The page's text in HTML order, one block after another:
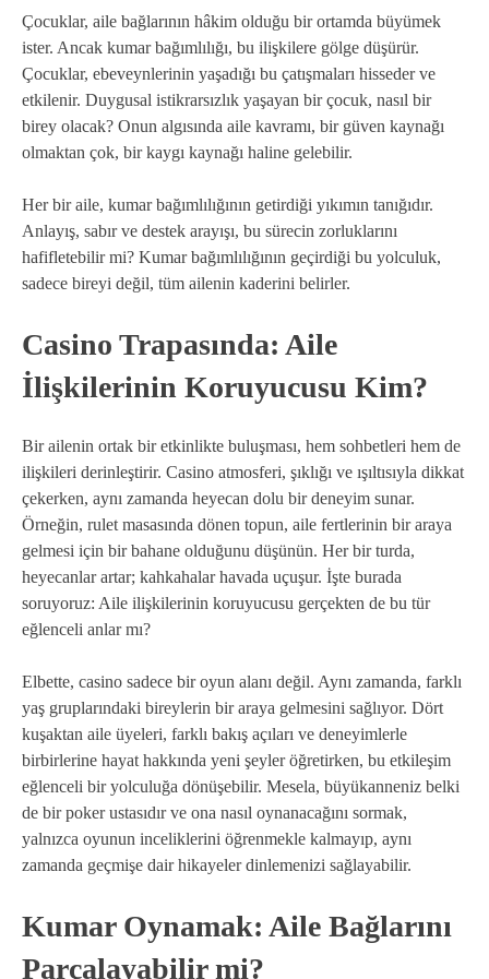
Çocuklar, aile bağlarının hâkim olduğu bir ortamda büyümek
ister. Ancak kumar bağımlılığı, bu ilişkilere gölge düşürür.
Çocuklar, ebeveynlerinin yaşadığı bu çatışmaları hisseder ve
etkilenir. Duygusal istikrarsızlık yaşayan bir çocuk, nasıl bir
birey olacak? Onun algısında aile kavramı, bir güven kaynağı
olmaktan çok, bir kaygı kaynağı haline gelebilir.
Her bir aile, kumar bağımlılığının getirdiği yıkımın tanığıdır.
Anlayış, sabır ve destek arayışı, bu sürecin zorluklarını
hafifletebilir mi? Kumar bağımlılığının geçirdiği bu yolculuk,
sadece bireyi değil, tüm ailenin kaderini belirler.
Casino Trapasında: Aile
İlişkilerinin Koruyucusu Kim?
Bir ailenin ortak bir etkinlikte buluşması, hem sohbetleri hem de
ilişkileri derinleştirir. Casino atmosferi, şıklığı ve ışıltısıyla dikkat
çekerken, aynı zamanda heyecan dolu bir deneyim sunar.
Örneğin, rulet masasında dönen topun, aile fertlerinin bir araya
gelmesi için bir bahane olduğunu düşünün. Her bir turda,
heyecanlar artar; kahkahalar havada uçuşur. İşte burada
soruyoruz: Aile ilişkilerinin koruyucusu gerçekten de bu tür
eğlenceli anlar mı?
Elbette, casino sadece bir oyun alanı değil. Aynı zamanda, farklı
yaş gruplarındaki bireylerin bir araya gelmesini sağlıyor. Dört
kuşaktan aile üyeleri, farklı bakış açıları ve deneyimlerle
birbirlerine hayat hakkında yeni şeyler öğretirken, bu etkileşim
eğlenceli bir yolculuğa dönüşebilir. Mesela, büyükanneniz belki
de bir poker ustasıdır ve ona nasıl oynanacağını sormak,
yalnızca oyunun inceliklerini öğrenmekle kalmayıp, aynı
zamanda geçmişe dair hikayeler dinlemenizi sağlayabilir.
Kumar Oynamak: Aile Bağlarını
Parçalayabilir mi?